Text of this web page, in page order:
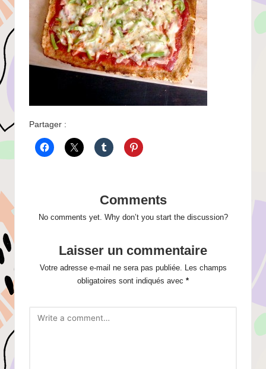
Partager :
Comments
No comments yet. Why don’t you start the discussion?
Laisser un commentaire
Votre adresse e-mail ne sera pas publiée.
Les champs
obligatoires sont indiqués avec *